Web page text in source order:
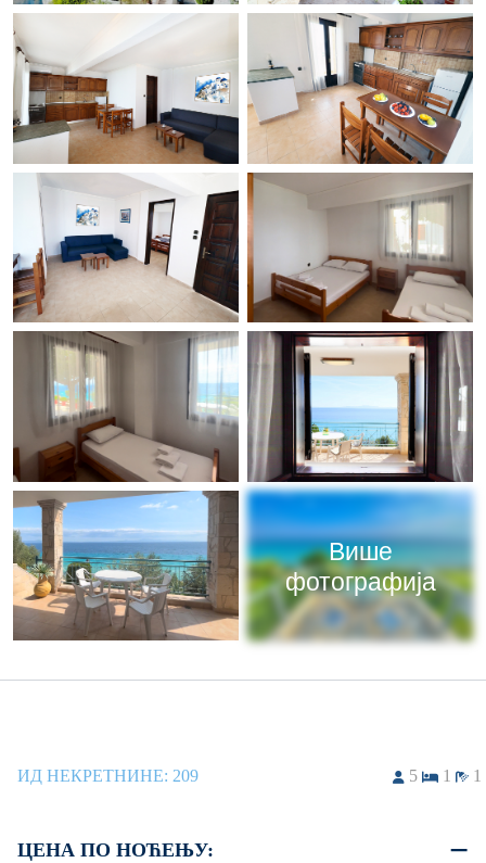
Више
фотографија
ИД НЕКРЕТНИНЕ: 209 5 1 1
ЦЕНА ПО НОЋЕЊУ: